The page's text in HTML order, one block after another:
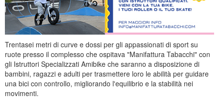
Trentasei metri di curve e dossi per gli appassionati di sport su
ruote presso il complesso che ospitava "Manifattura Tabacchi" con
gli Istruttori Specializzati Amibike che saranno a disposizione di
bambini, ragazzi e adulti per trasmettere loro le abilità per guidare
una bici con controllo, migliorando l'equilibrio e la stabilità nei
movimenti.